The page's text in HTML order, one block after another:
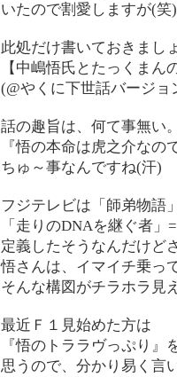
いたので割愛しますが(笑)
此処だけ書いておきまし
【中嶋悟氏とたっくまん
(@やくに下世話バージョ
話の趣旨は、何て事無い
『悟の本命は虎之介なの
ちゅ～事なんですね(汗)
フジテレビは「師弟物語
「走りのDNAを継ぐ者」
定義したそうなんだけど
悟さんは、イマイチ乗っ
そんな構図がチラホラ見
最近Ｆ１見始めた方は
『悟のトララヴっぷり』
思うので、分かり易く言